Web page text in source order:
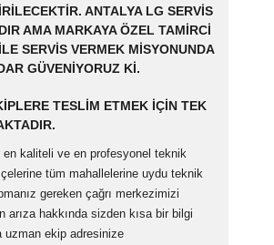
ANTALYA LG SERVIS
AMA MARKAYA ÖZEL TAMIRCI
SERVIS VERMEK MISYONUNDA
GÜVENIYORUZ KI.
TESLIM ETMEK IÇIN TEK
kaliteli ve en profesyonel teknik
tüm mahallelerine uydu teknik
gereken çağrı merkezimizi
hakkında sizden kısa bir bilgi
uzman ekip adresinize